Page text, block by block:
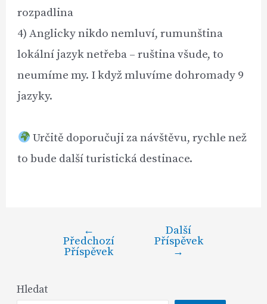
rozpadlina
4) Anglicky nikdo nemluví, rumunština
lokální jazyk netřeba – ruština všude, to
neumíme my. I když mluvíme dohromady 9
jazyky.
Určitě doporučuji za návštěvu, rychle než
to bude další turistická destinace.
←
Předchozí
Příspěvek
Další
Příspěvek
→
Hledat